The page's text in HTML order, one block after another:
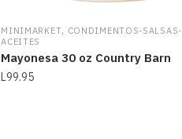
MINIMARKET, CONDIMENTOS-SALSAS-
ACEITES
Mayonesa 30 oz Country Barn
L99.95